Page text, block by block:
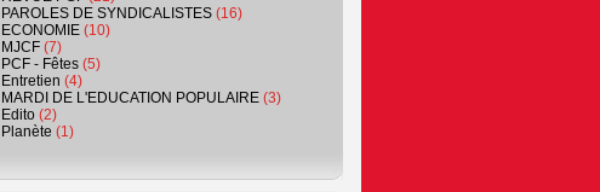
PAROLES DE SYNDICALISTES (16)
ECONOMIE (10)
MJCF (7)
PCF - Fêtes (5)
Entretien (4)
MARDI DE L'EDUCATION POPULAIRE (3)
Edito (2)
Planète (1)